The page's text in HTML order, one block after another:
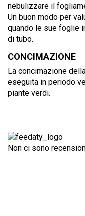
nebulizzare il
Un buon modo per
quando le sue foglie
di tubo.
CONCIMAZIONE
La concimazione
eseguita in periodo
piante verdi.
Non ci sono